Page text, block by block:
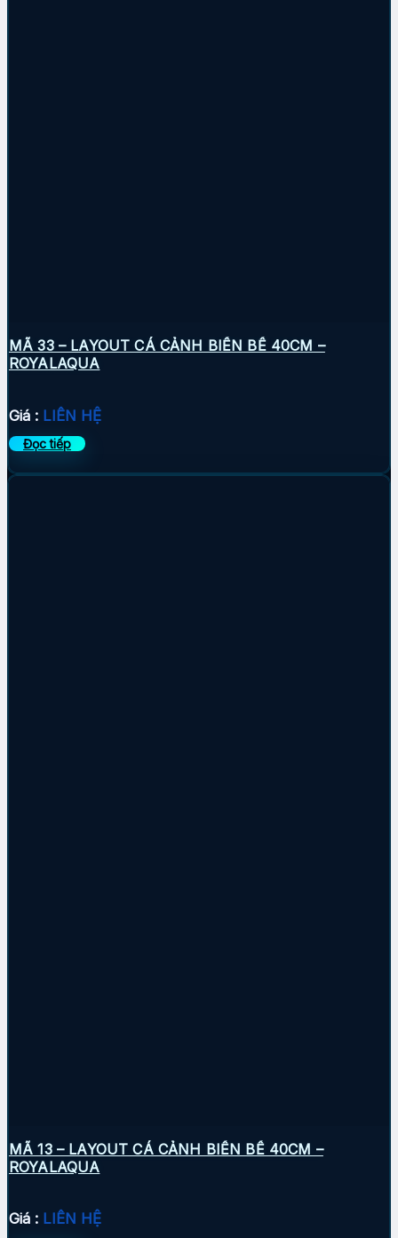
MÃ 33 – LAYOUT CÁ CẢNH BIỂN BỂ 40CM –
ROYALAQUA
Giá : LIÊN HỆ
Đọc tiếp
MÃ 13 – LAYOUT CÁ CẢNH BIỂN BỂ 40CM –
ROYALAQUA
Giá : LIÊN HỆ